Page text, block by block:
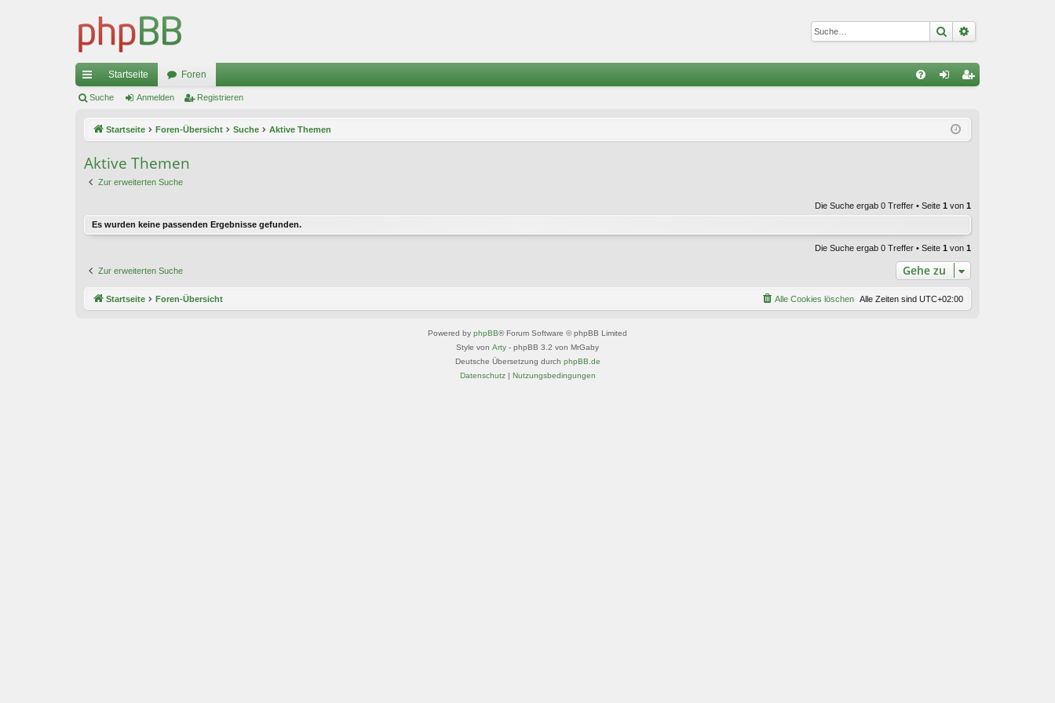
Suche
ch
ug
Startseite Foren
ist
Suche Anmelden Registrieren
Startseite Foren-Übersicht Suche Aktive Themen
Aktive Themen
Zur erweiterten Suche
Die Suche ergab 0 Treffer • Seite 1 von 1
Es wurden keine passenden Ergebnisse gefunden.
Die Suche ergab 0 Treffer • Seite 1 von 1
Zur erweiterten Suche Gehe zu
Startseite Foren-Übersicht Alle Zeiten sind UTC+02:00
Alle Cookies löschen
Powered by phpBB® Forum Software © phpBB Limited
Style von Arty - phpBB 3.2 von MrGaby
Deutsche Übersetzung durch phpBB.de
Datenschutz| Nutzungsbedingungen